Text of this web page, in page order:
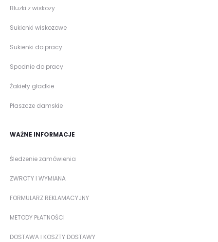
Bluzki z wiskozy
Sukienki wiskozowe
Sukienki do pracy
Spodnie do pracy
Żakiety gładkie
Płaszcze damskie
WAŻNE INFORMACJE
Śledzenie zamówienia
ZWROTY I WYMIANA
FORMULARZ REKLAMACYJNY
METODY PŁATNOŚCI
DOSTAWA I KOSZTY DOSTAWY